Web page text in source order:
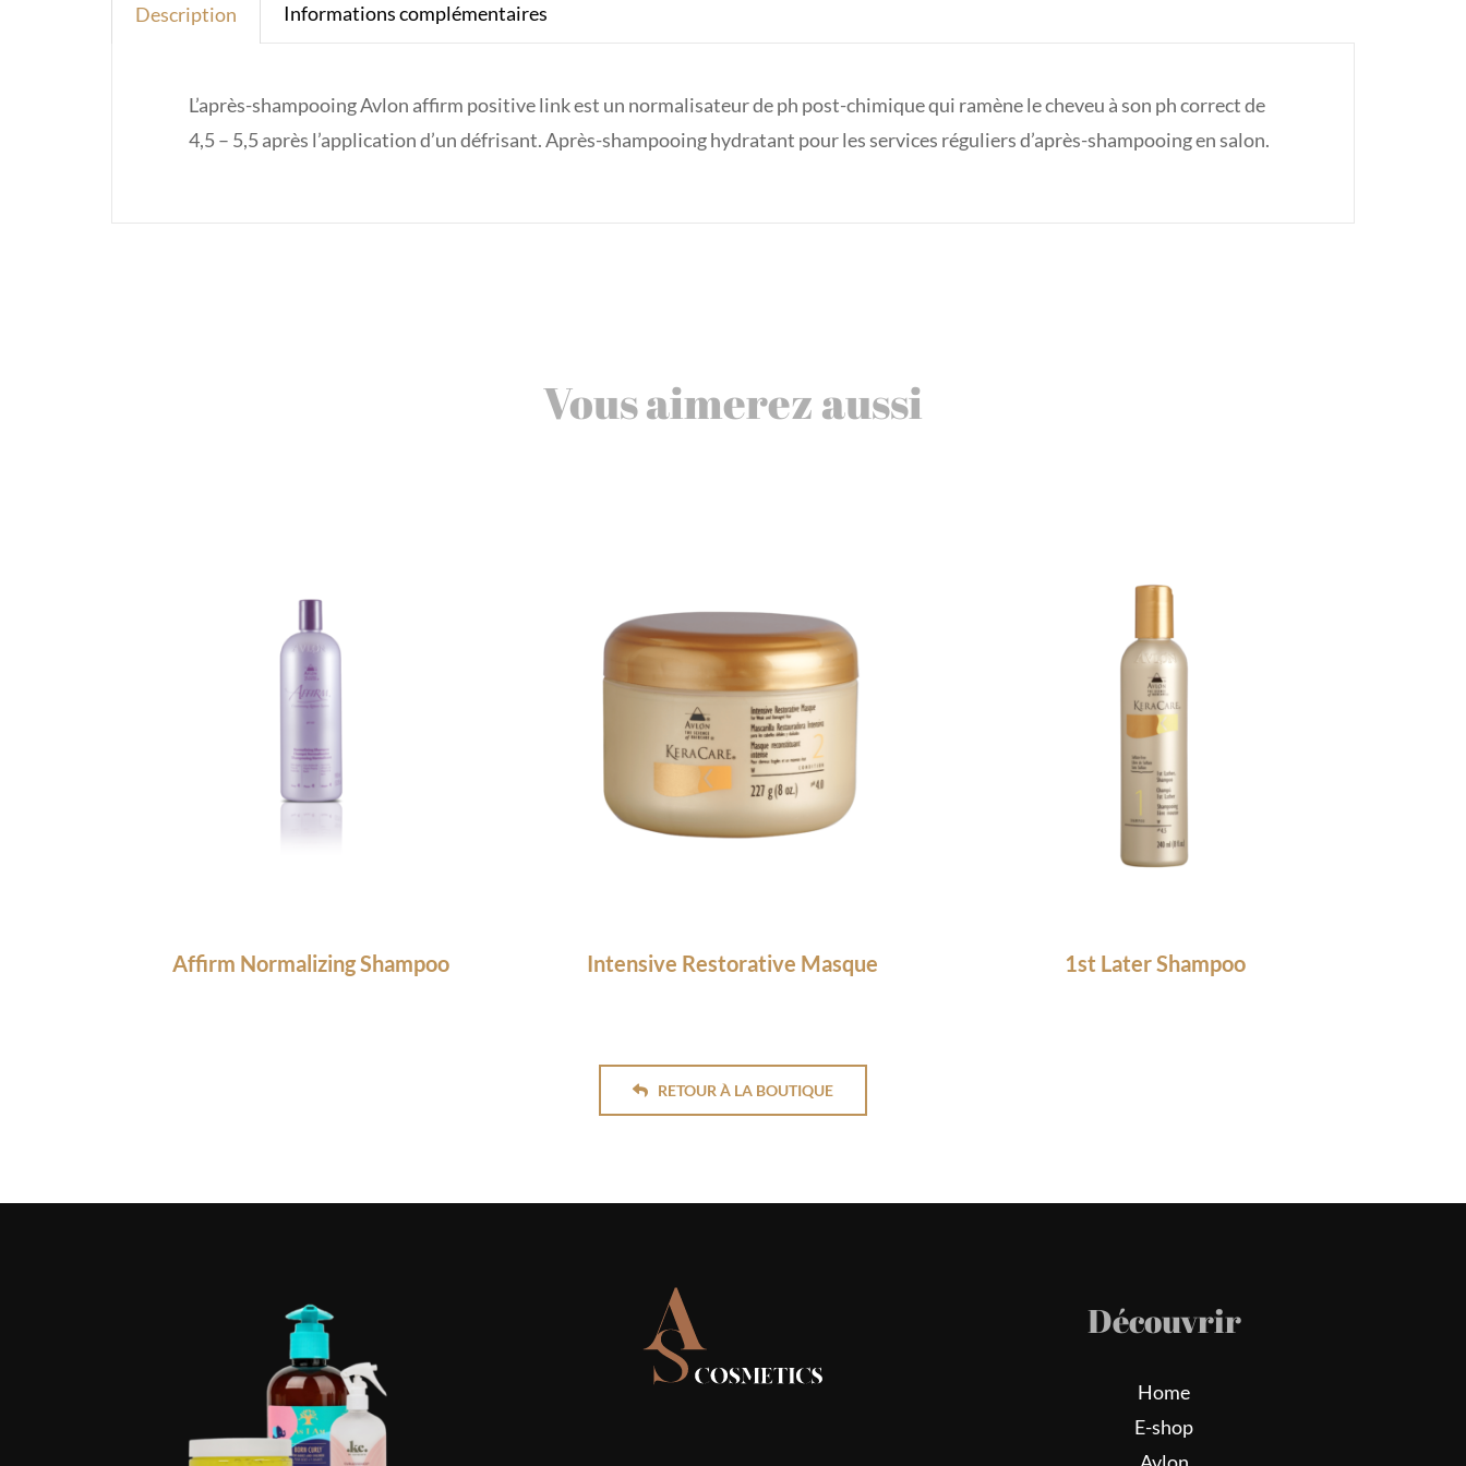
Description Informations complémentaires
L’après-shampooing Avlon affirm positive link est un normalisateur de ph post-chimique qui ramène le cheveu à son ph correct de
4,5 – 5,5 après l’application d’un défrisant. Après-shampooing hydratant pour les services réguliers d’après-shampooing en salon.
Vous aimerez aussi
Affirm Normalizing Shampoo Intensive Restorative Masque 1st Later Shampoo
RETOUR À LA BOUTIQUE
Découvrir
Home
E-shop